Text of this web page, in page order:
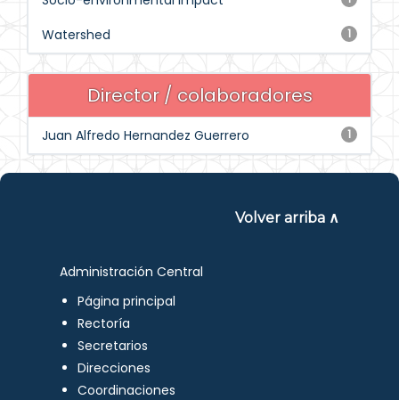
1
Watershed
Director / colaboradores
1
Juan Alfredo Hernandez Guerrero
Volver arriba ∧
Administración Central
Página principal
Rectoría
Secretarios
Direcciones
Coordinaciones